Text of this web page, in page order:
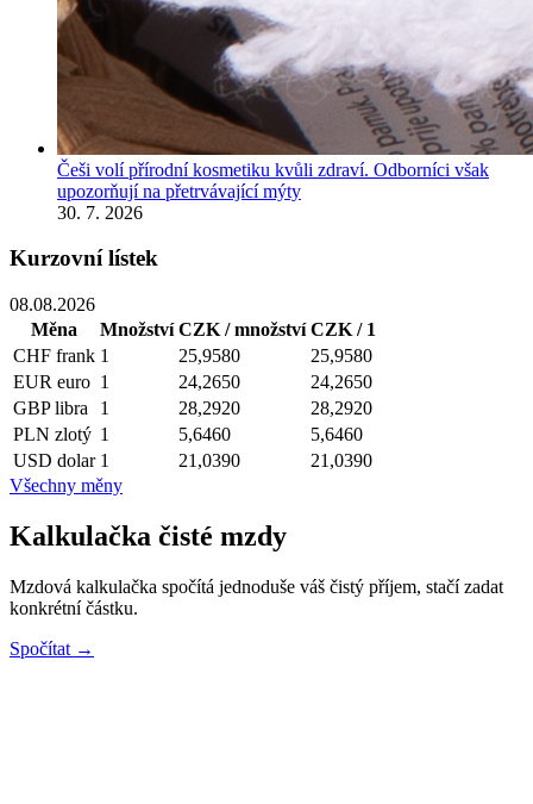
Češi volí přírodní kosmetiku kvůli zdraví. Odborníci však
upozorňují na přetrvávající mýty
30. 7. 2026
Kurzovní lístek
08.08.2026
Měna
Množství CZK / množství CZK / 1
CHF frank 1 25,9580
25,9580
EUR euro 1 24,2650
24,2650
GBP libra 1 28,2920
28,2920
PLN zlotý 1 5,6460
5,6460
USD dolar 1 21,0390
21,0390
Všechny měny
Kalkulačka čisté mzdy
Mzdová kalkulačka spočítá jednoduše váš čistý příjem, stačí zadat
konkrétní částku.
Spočítat →